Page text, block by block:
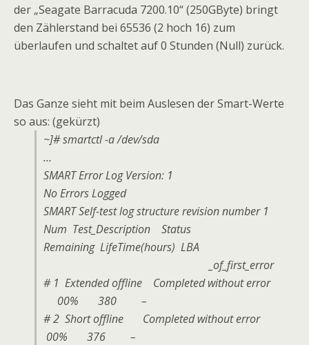
der „Seagate Barracuda 7200.10“ (250GByte) bringt
den Zählerstand bei 65536 (2 hoch 16) zum
überlaufen und schaltet auf 0 Stunden (Null) zurück.
Das Ganze sieht mit beim Auslesen der Smart-Werte
so aus: (gekürzt)
~]# smartctl -a /dev/sda
…
SMART Error Log Version: 1
No Errors Logged
SMART Self-test log structure revision number 1
Num Test_Description Status
Remaining LifeTime(hours) LBA
_of_first_error
# 1 Extended offline Completed without error
00% 380 –
# 2 Short offline Completed without error
00% 376 –